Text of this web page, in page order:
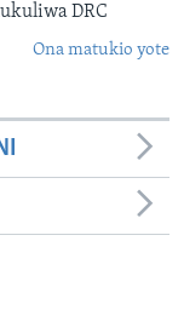
DRC
Ona matukio yote